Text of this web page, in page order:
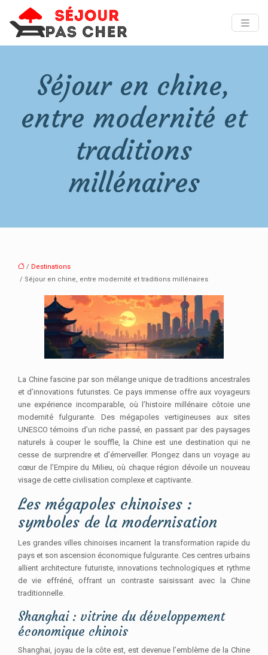
Séjour en chine,
entre modernité et
traditions
millénaires
/ Destinations
/ Séjour en chine, entre modernité et traditions millénaires
La Chine fascine par son mélange unique de traditions ancestrales
et d’innovations futuristes. Ce pays immense offre aux voyageurs
une expérience incomparable, où l’histoire millénaire côtoie une
modernité fulgurante. Des mégapoles vertigineuses aux sites
UNESCO témoins d’un riche passé, en passant par des paysages
naturels à couper le souffle, la Chine est une destination qui ne
cesse de surprendre et d’émerveiller. Plongez dans un voyage au
cœur de l’Empire du Milieu, où chaque région dévoile un nouveau
visage de cette civilisation complexe et captivante.
Les mégapoles chinoises :
symboles de la modernisation
Les grandes villes chinoises incarnent la transformation rapide du
pays et son ascension économique fulgurante. Ces centres urbains
allient architecture futuriste, innovations technologiques et rythme
de vie effréné, offrant un contraste saisissant avec la Chine
traditionnelle.
Shanghai : vitrine du développement
économique chinois
Shanghai, joyau de la côte est, est devenue l’emblème de la Chine